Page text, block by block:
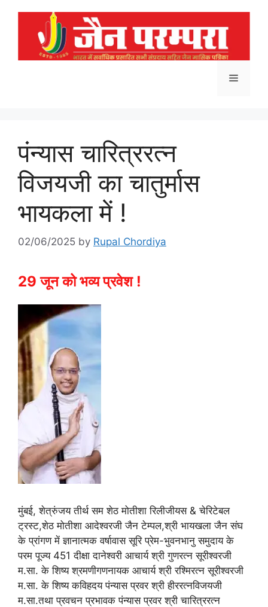
Menu
पंन्यास चारित्ररत्न
विजयजी का चातुर्मास
भायकला में !
02/06/2025 by Rupal Chordiya
29 जून को भव्य प्रवेश !
मुंबई, शेत्रुंजय तीर्थ सम शेठ मोतीशा रिलीजीयस & चेरिटेबल
ट्रस्ट,शेठ मोतीशा आदेश्वरजी जैन टेम्पल,श्री भायखला जैन संघ
के प्रांगण में ज्ञानात्मक वर्षावास सूरि प्रेम-भुवनभानु समुदाय के
परम पूज्य 451 दीक्षा दानेश्वरी आचार्य श्री गुणरत्न सूरीश्वरजी
म.सा. के शिष्य श्रमणीगणनायक आचार्य श्री रश्मिरत्न सूरीश्वरजी
म.सा. के शिष्य कविहदय पंन्यास प्रवर श्री हीररत्नविजयजी
म.सा.तथा प्रवचन प्रभावक पंन्यास प्रवर श्री चारित्ररत्न